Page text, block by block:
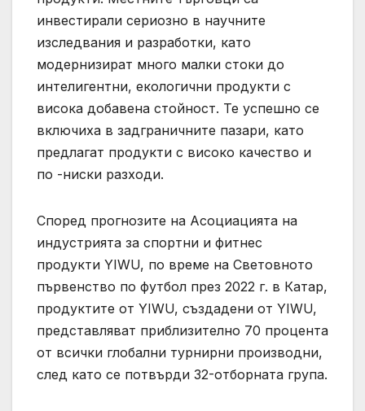
инвестирали сериозно в научните
изследвания и разработки, като
модернизират много малки стоки до
интелигентни, екологични продукти с
висока добавена стойност. Те успешно се
включиха в задграничните пазари, като
предлагат продукти с високо качество и
по -ниски разходи.
Според прогнозите на Асоциацията на
индустрията за спортни и фитнес
продукти YIWU, по време на Световното
първенство по футбол през 2022 г. в Катар,
продуктите от YIWU, създадени от YIWU,
представляват приблизително 70 процента
от всички глобални турнирни производни,
след като се потвърди 32-отборната група.